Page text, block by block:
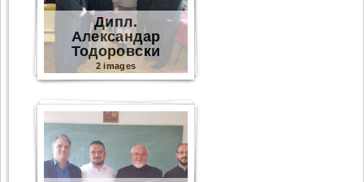
Дипл.
Александар
Тодоровски
2 images